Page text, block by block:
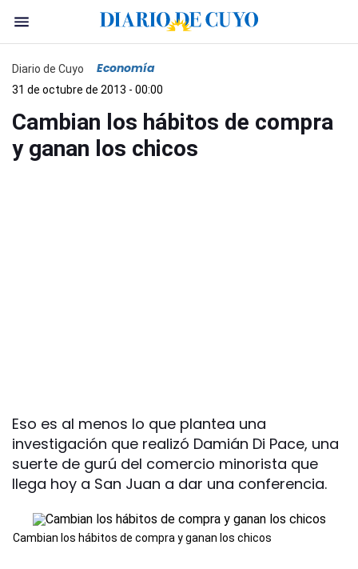
Diario de Cuyo Economía
31 de octubre de 2013 - 00:00
Cambian los hábitos de compra
y ganan los chicos
Eso es al menos lo que plantea una
investigación que realizó Damián Di Pace, una
suerte de gurú del comercio minorista que
llega hoy a San Juan a dar una conferencia.
Cambian los hábitos de compra y ganan los chicos